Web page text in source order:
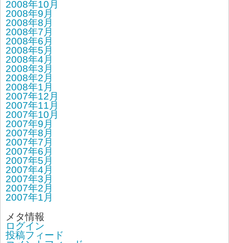
2008年10月
2008年9月
2008年8月
2008年7月
2008年6月
2008年5月
2008年4月
2008年3月
2008年2月
2008年1月
2007年12月
2007年11月
2007年10月
2007年9月
2007年8月
2007年7月
2007年6月
2007年5月
2007年4月
2007年3月
2007年2月
2007年1月
メタ情報
ログイン
投稿フィード